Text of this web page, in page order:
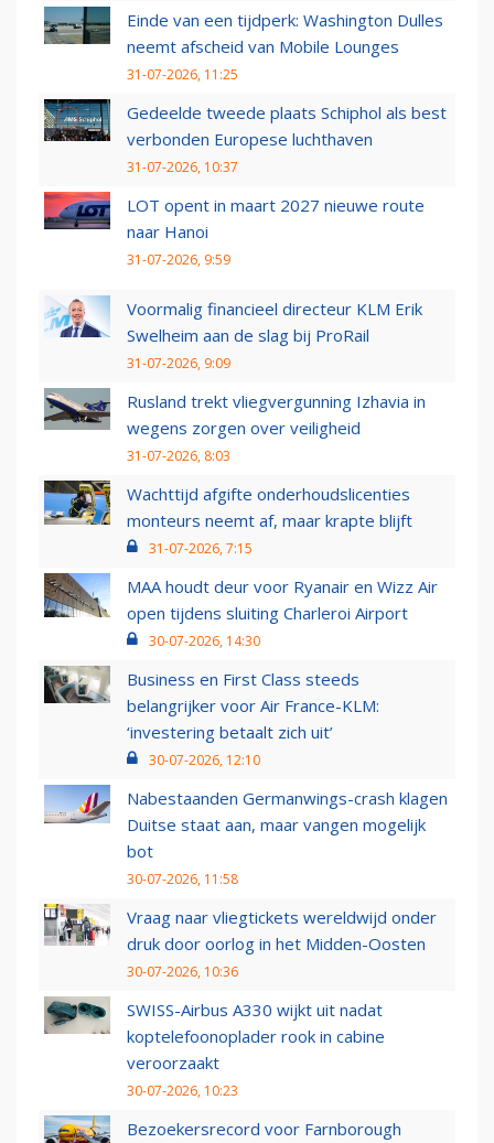
Einde van een tijdperk: Washington Dulles
neemt afscheid van Mobile Lounges
31-07-2026, 11:25
Gedeelde tweede plaats Schiphol als best
verbonden Europese luchthaven
31-07-2026, 10:37
LOT opent in maart 2027 nieuwe route
naar Hanoi
31-07-2026, 9:59
Voormalig financieel directeur KLM Erik
Swelheim aan de slag bij ProRail
31-07-2026, 9:09
Rusland trekt vliegvergunning Izhavia in
wegens zorgen over veiligheid
31-07-2026, 8:03
Wachttijd afgifte onderhoudslicenties
monteurs neemt af, maar krapte blijft
31-07-2026, 7:15
MAA houdt deur voor Ryanair en Wizz Air
open tijdens sluiting Charleroi Airport
30-07-2026, 14:30
Business en First Class steeds
belangrijker voor Air France-KLM:
‘investering betaalt zich uit’
30-07-2026, 12:10
Nabestaanden Germanwings-crash klagen
Duitse staat aan, maar vangen mogelijk
bot
30-07-2026, 11:58
Vraag naar vliegtickets wereldwijd onder
druk door oorlog in het Midden-Oosten
30-07-2026, 10:36
SWISS-Airbus A330 wijkt uit nadat
koptelefoonoplader rook in cabine
veroorzaakt
30-07-2026, 10:23
Bezoekersrecord voor Farnborough